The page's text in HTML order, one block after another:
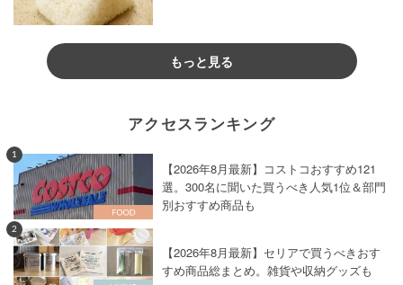
もっと見る
アクセスランキング
1
【2026年8月最新】コストコおすすめ121
選。300名に聞いた買うべき人気1位＆部門
別おすすめ商品も
2
【2026年8月最新】セリアで買うべきおす
すめ商品総まとめ。雑貨や収納グッズも